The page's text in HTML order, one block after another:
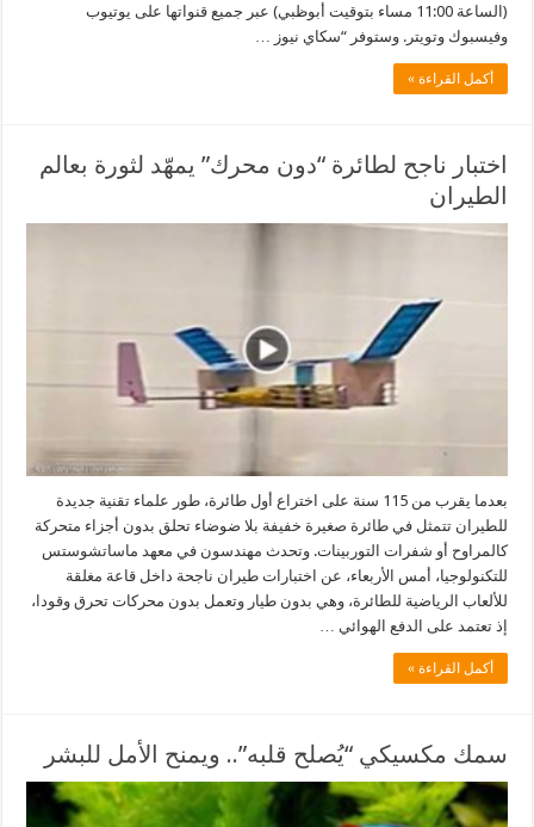
(الساعة 11:00 مساء بتوقيت أبوظبي) عبر جميع قنواتها على يوتيوب
وفيسبوك وتويتر. وستوفر “سكاي نيوز …
أكمل القراءة »
اختبار ناجح لطائرة “دون محرك” يمهّد لثورة بعالم
الطيران
بعدما يقرب من 115 سنة على اختراع أول طائرة، طور علماء تقنية جديدة
للطيران تتمثل في طائرة صغيرة خفيفة بلا ضوضاء تحلق بدون أجزاء متحركة
كالمراوح أو شفرات التوربينات. وتحدث مهندسون في معهد ماساتشوستس
للتكنولوجيا، أمس الأربعاء، عن اختبارات طيران ناجحة داخل قاعة مغلقة
للألعاب الرياضية للطائرة، وهي بدون طيار وتعمل بدون محركات تحرق وقودا،
إذ تعتمد على الدفع الهوائي …
أكمل القراءة »
سمك مكسيكي “يُصلح قلبه”.. ويمنح الأمل للبشر